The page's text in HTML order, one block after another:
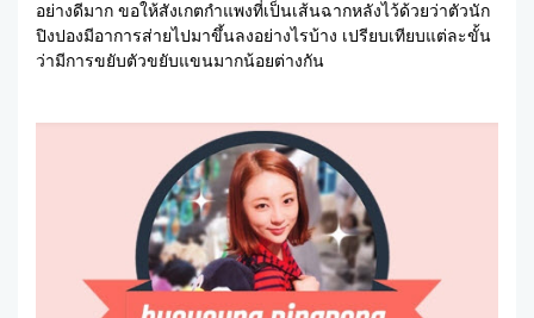
อย่างดีมาก ขอให้สังเกตกำแพงที่เป็นเส้นฉากหลังไว้ด้วยว่าตัวนัก
ปิงปองมีอาการส่ายไปมาขึ้นลงอย่างไรบ้าง เปรียบเทียบแต่ละขั้น
ว่ามีการขยับตัวขยับแขนมากน้อยต่างกัน